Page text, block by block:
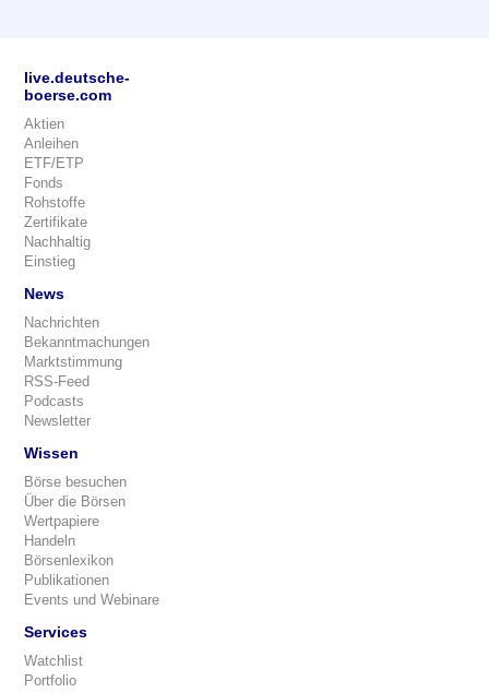
live.deutsche-
boerse.com
Aktien
Anleihen
ETF/ETP
Fonds
Rohstoffe
Zertifikate
Nachhaltig
Einstieg
News
Nachrichten
Bekanntmachungen
Marktstimmung
RSS-Feed
Podcasts
Newsletter
Wissen
Börse besuchen
Über die Börsen
Wertpapiere
Handeln
Börsenlexikon
Publikationen
Events und Webinare
Services
Watchlist
Portfolio